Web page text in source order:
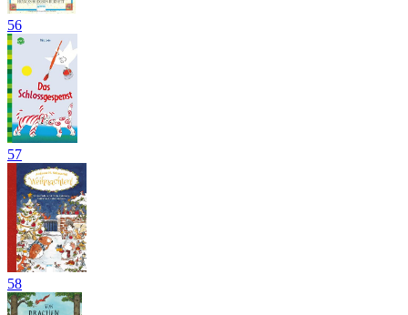
56
57
58